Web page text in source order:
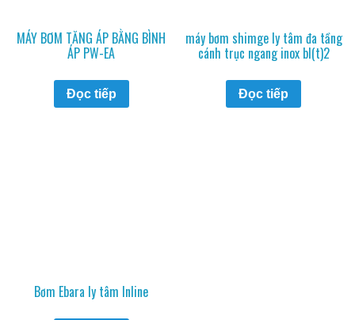
MÁY BƠM TĂNG ÁP BẰNG BÌNH
ÁP PW-EA
Đọc tiếp
máy bơm shimge ly tâm đa tầng
cánh trục ngang inox bl(t)2
Đọc tiếp
Bơm Ebara ly tâm Inline